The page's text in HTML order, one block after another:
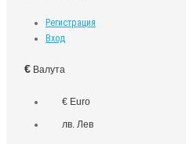
Регистрация
Вход
€ Валута
€ Euro
лв. Лев